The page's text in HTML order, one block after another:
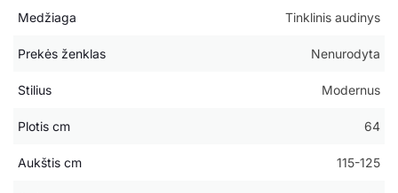
Medžiaga Tinklinis audinys
Prekės ženklas Nenurodyta
Stilius Modernus
Plotis cm 64
Aukštis cm 115-125